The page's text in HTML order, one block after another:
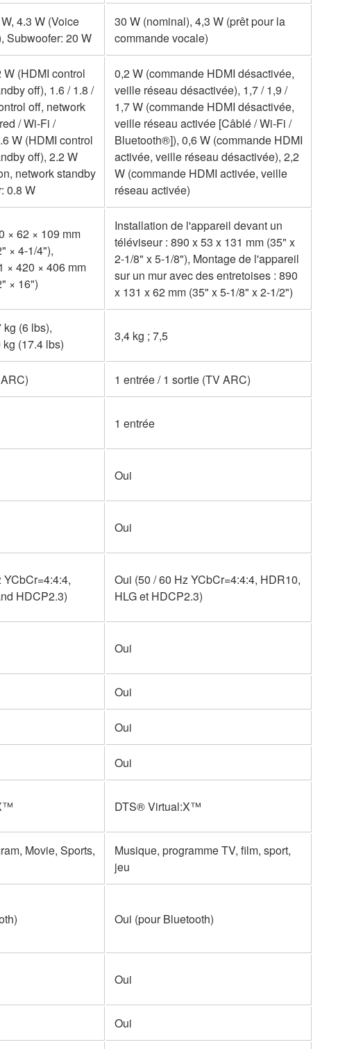
4.3 W (Voice
Subwoofer: 20 W
30 W (nominal), 4,3 W (prêt pour la
commande vocale)
(HDMI control
off), 1.6 / 1.8 /
off, network
/ Wi-Fi /
W (HDMI control
off), 2.2 W
network standby
0.8 W
0,2 W (commande HDMI désactivée,
veille réseau désactivée), 1,7 / 1,9 /
1,7 W (commande HDMI désactivée,
veille réseau activée [Câblé / Wi-Fi /
Bluetooth®]), 0,6 W (commande HDMI
activée, veille réseau désactivée), 2,2
W (commande HDMI activée, veille
réseau activée)
× 62 × 109 mm
× 4-1/4"),
× 420 × 406 mm
× 16")
Installation de l'appareil devant un
téléviseur : 890 x 53 x 131 mm (35" x
2-1/8" x 5-1/8"), Montage de l'appareil
sur un mur avec des entretoises : 890
x 131 x 62 mm (35" x 5-1/8" x 2-1/2")
(6 lbs),
(17.4 lbs)
3,4 kg ; 7,5
1 entrée / 1 sortie (TV ARC)
1 entrée
Oui
Oui
HDCP2.3)
Oui (50 / 60 Hz YCbCr=4:4:4, HDR10,
HLG et HDCP2.3)
Oui
Oui
Oui
Oui
DTS® Virtual:X™
Movie, Sports,
Musique, programme TV, film, sport,
jeu
Oui (pour Bluetooth)
Oui
Oui